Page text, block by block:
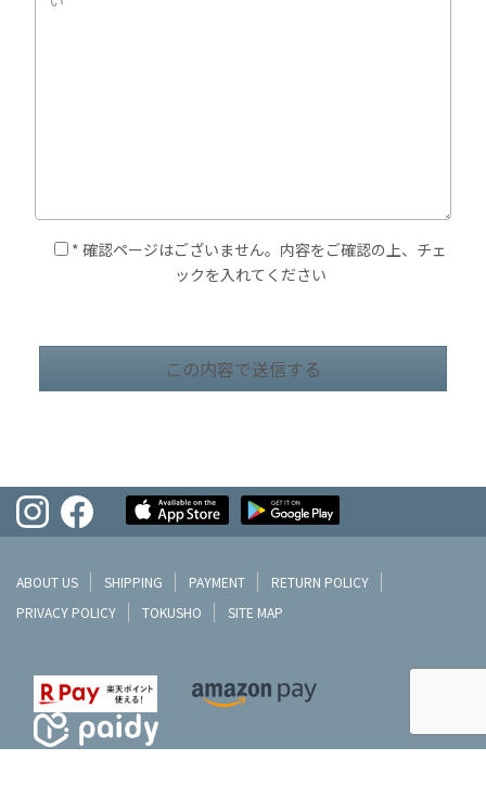
* 確認ページはございません。内容をご確認の上、チェ
ックを入れてください
ABOUT US SHIPPING PAYMENT
RETURN POLICY
PRIVACY POLICY
TOKUSHO SITE MAP